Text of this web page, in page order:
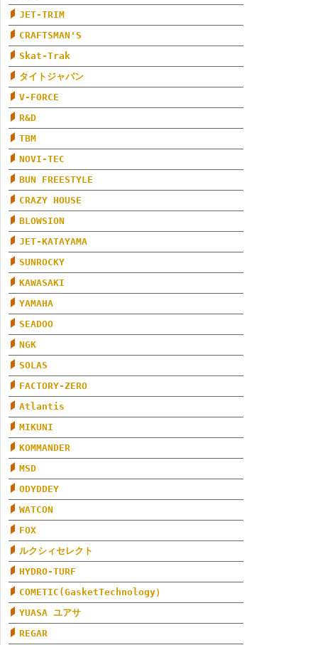
JET-TRIM
CRAFTSMAN'S
Skat-Trak
タイトジャパン
V-FORCE
R&D
TBM
NOVI-TEC
BUN FREESTYLE
CRAZY HOUSE
BLOWSION
JET-KATAYAMA
SUNROCKY
KAWASAKI
YAMAHA
SEADOO
NGK
SOLAS
FACTORY-ZERO
Atlantis
MIKUNI
KOMMANDER
MSD
ODYDDEY
WATCON
FOX
ルクシィセレクト
HYDRO-TURF
COMETIC(GasketTechnology）
YUASA ユアサ
REGAR